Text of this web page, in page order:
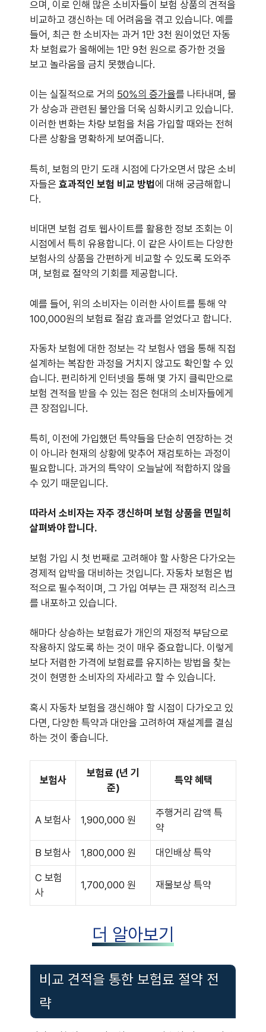
으며, 이로 인해 많은 소비자들이 보험 상품의 견적을
비교하고 갱신하는 데 어려움을 겪고 있습니다. 예를
들어, 최근 한 소비자는 과거 1만 3천 원이었던 자동
차 보험료가 올해에는 1만 9천 원으로 증가한 것을
보고 놀라움을 금치 못했습니다.
이는 실질적으로 거의 50%의 증가율를 나타내며, 물
가 상승과 관련된 불안을 더욱 심화시키고 있습니다.
이러한 변화는 차량 보험을 처음 가입할 때와는 전혀
다른 상황을 명확하게 보여줍니다.
특히, 보험의 만기 도래 시점에 다가오면서 많은 소비
자들은 효과적인 보험 비교 방법에 대해 궁금해합니
다.
비대면 보험 검토 웹사이트를 활용한 정보 조회는 이
시점에서 특히 유용합니다. 이 같은 사이트는 다양한
보험사의 상품을 간편하게 비교할 수 있도록 도와주
며, 보험료 절약의 기회를 제공합니다.
예를 들어, 위의 소비자는 이러한 사이트를 통해 약
100,000원의 보험료 절감 효과를 얻었다고 합니다.
자동차 보험에 대한 정보는 각 보험사 앱을 통해 직접
설계하는 복잡한 과정을 거치지 않고도 확인할 수 있
습니다. 편리하게 인터넷을 통해 몇 가지 클릭만으로
보험 견적을 받을 수 있는 점은 현대의 소비자들에게
큰 장점입니다.
특히, 이전에 가입했던 특약들을 단순히 연장하는 것
이 아니라 현재의 상황에 맞추어 재검토하는 과정이
필요합니다. 과거의 특약이 오늘날에 적합하지 않을
수 있기 때문입니다.
따라서 소비자는 자주 갱신하며 보험 상품을 면밀히
살펴봐야 합니다.
보험 가입 시 첫 번째로 고려해야 할 사항은 다가오는
경제적 압박을 대비하는 것입니다. 자동차 보험은 법
적으로 필수적이며, 그 가입 여부는 큰 재정적 리스크
를 내포하고 있습니다.
해마다 상승하는 보험료가 개인의 재정적 부담으로
작용하지 않도록 하는 것이 매우 중요합니다. 이렇게
보다 저렴한 가격에 보험료를 유지하는 방법을 찾는
것이 현명한 소비자의 자세라고 할 수 있습니다.
혹시 자동차 보험을 갱신해야 할 시점이 다가오고 있
다면, 다양한 특약과 대안을 고려하여 재설계를 결심
하는 것이 좋습니다.
보험사
보험료 (년 기
준)
특약 혜택
A 보험사 1,900,000 원
주행거리 감액 특
약
B 보험사 1,800,000 원 대인배상 특약
C 보험
사
1,700,000 원 재물보상 특약
더 알아보기
비교 견적을 통한 보험료 절약 전
략